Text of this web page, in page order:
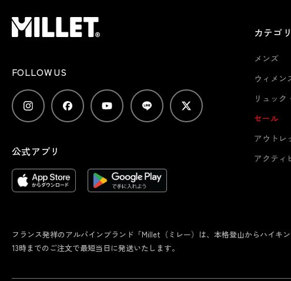
FOLLOW US
公式アプリ
カテゴ
メンズ
ウィメン
リュック
セール
アウトレ
アクティ
フランス発祥のアルパインブランド「Millet（ミレー）は、本格登山からハイキ
13時までのご注文で最短当日に発送いたします。